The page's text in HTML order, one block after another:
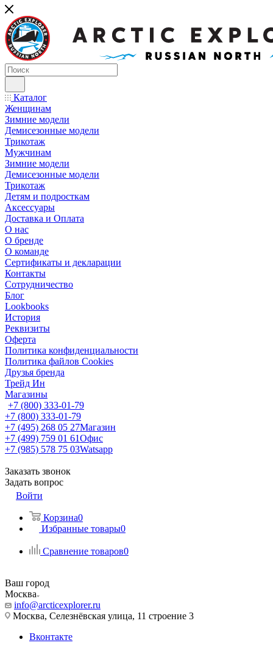
Каталог
Женщинам
Зимние модели
Демисезонные модели
Трикотаж
Мужчинам
Зимние модели
Демисезонные модели
Трикотаж
Детям и подросткам
Аксессуары
Доставка и Оплата
О нас
О бренде
О команде
Сертификаты и декларации
Контакты
Сотрудничество
Блог
Lookbooks
История
Реквизиты
Оферта
Политика конфиденциальности
Политика файлов Cookies
Друзья бренда
Трейд Ин
Магазины
+7 (800) 333-01-79
+7 (800) 333-01-79
+7 (495) 268 05 27Магазин
+7 (499) 759 01 61Офис
+7 (985) 578 75 03Watsapp
Заказать звонок
Задать вопрос
Войти
Корзина0
Избранные товары0
Сравнение товаров0
Ваш город
Москва
info@arcticexplorer.ru
Москва, Селезнёвская улица, 11 строение 3
Вконтакте